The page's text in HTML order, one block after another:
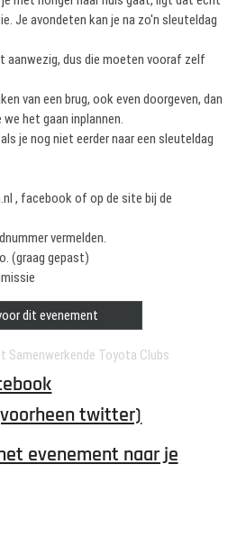
Je avondeten kan je na zo'n sleuteldag
aanwezig, dus die moeten vooraf zelf
van een brug, ook even doorgeven, dan
het gaan inplannen.
je nog niet eerder naar een sleuteldag
, facebook of op de site bij de
vermelden.
(graag gepast)
dit evenement
Samenwerkende Toyota Clubs
twitter)
evenement naar je